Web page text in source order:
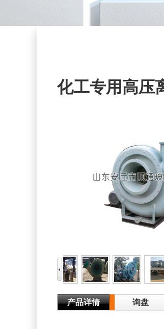
化工专用高压
产品详情 询盘